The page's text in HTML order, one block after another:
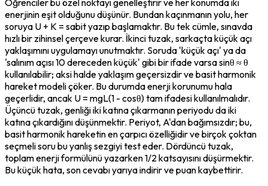
enerjinin eşit olduğunu düşünür. Bundan kaçınmanın yolu, her
soruya U + K = sabit yazıp başlamaktır. Bu tek cümle, sınavda
hızlı bir zihinsel çerçeve kurar. İkinci tuzak, sarkaçta küçük açı
yaklaşımını uygulamayı unutmaktır. Soruda 'küçük açı' ya da
'salınım açısı 10 dereceden küçük' gibi bir ifade varsa sinθ ≈ θ
kullanılabilir; aksi halde yaklaşım geçersizdir ve basit harmonik
hareket modeli çöker. Bu durumda enerji korunumu hala
geçerlidir, ancak U = mgL(1 - cosθ) tam ifadesi kullanılmalıdır.
Üçüncü tuzak, genliği iki katına çıkarmanın periyodu da iki
katına çıkardığını düşünmektir. Periyot, A'dan bağımsızdır; bu,
basit harmonik hareketin en çarpıcı özelliğidir ve birçok çoktan
seçmeli soru bu yanlış sezgiyi test eder. Dördüncü tuzak,
toplam enerji formülünü yazarken 1/2 katsayısını düşürmektir.
Bu küçük hata, son cevabı yarıya indirir ve puan kaybettirir.